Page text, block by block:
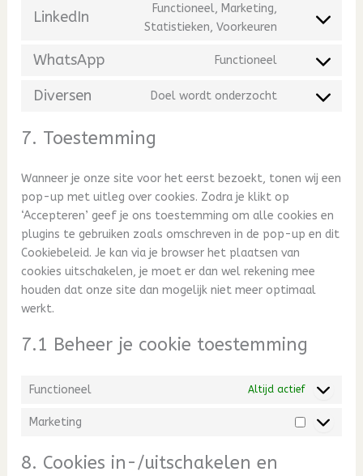
service
LinkedIn
Functioneel, Marketing,
Statistieken, Voorkeuren
Consent
service
WhatsApp Functioneel
Consent
service
Diversen Doel wordt onderzocht
Consent
7. Toestemming
Wanneer je onze site voor het eerst bezoekt, tonen wij een
pop-up met uitleg over cookies. Zodra je klikt op
‘Accepteren’ geef je ons toestemming om alle cookies en
plugins te gebruiken zoals omschreven in de pop-up en dit
Cookiebeleid. Je kan via je browser het plaatsen van
cookies uitschakelen, je moet er dan wel rekening mee
houden dat onze site dan mogelijk niet meer optimaal
werkt.
7.1 Beheer je cookie toestemming
Functioneel Altijd actief
Marketing Marketing
8. Cookies in-/uitschakelen en